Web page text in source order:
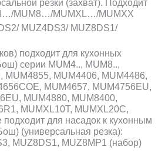
резки (захват). Подходит
MUM8…/MUMXL…/MUMXX
MUZ4DS3/ MUZ8DS1/
подходит для кухонных
серии MUM4.., MUM8..,
MUM4855, MUM4406, MUM4486,
MUM4657, MUM4756EU,
MUM4880, MUM8400,
MUMXL10T, MUMXL20C,
для насадок к кухонным
(универсальная резка):
MUZ8DS1, MUZ8MP1 (набор)